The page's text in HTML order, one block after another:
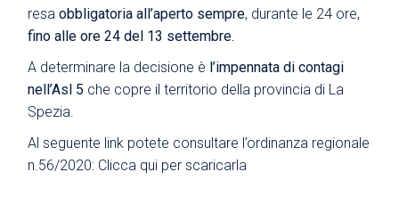
resaobbligatoria all’aperto sempre, durante le 24 ore,
fino alle ore 24 del 13 settembre.
A determinare la decisione è l’impennata di contagi
nell’Asl 5 che copre il territorio della provincia di La
Spezia.
Al seguente link potete consultare l’ordinanza regionale
n.56/2020: Clicca qui per scaricarla